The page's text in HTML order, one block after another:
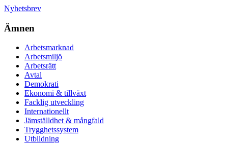
Nyhetsbrev
Ämnen
Arbetsmarknad
Arbetsmiljö
Arbetsrätt
Avtal
Demokrati
Ekonomi & tillväxt
Facklig utveckling
Internationellt
Jämställdhet & mångfald
Trygghetssystem
Utbildning